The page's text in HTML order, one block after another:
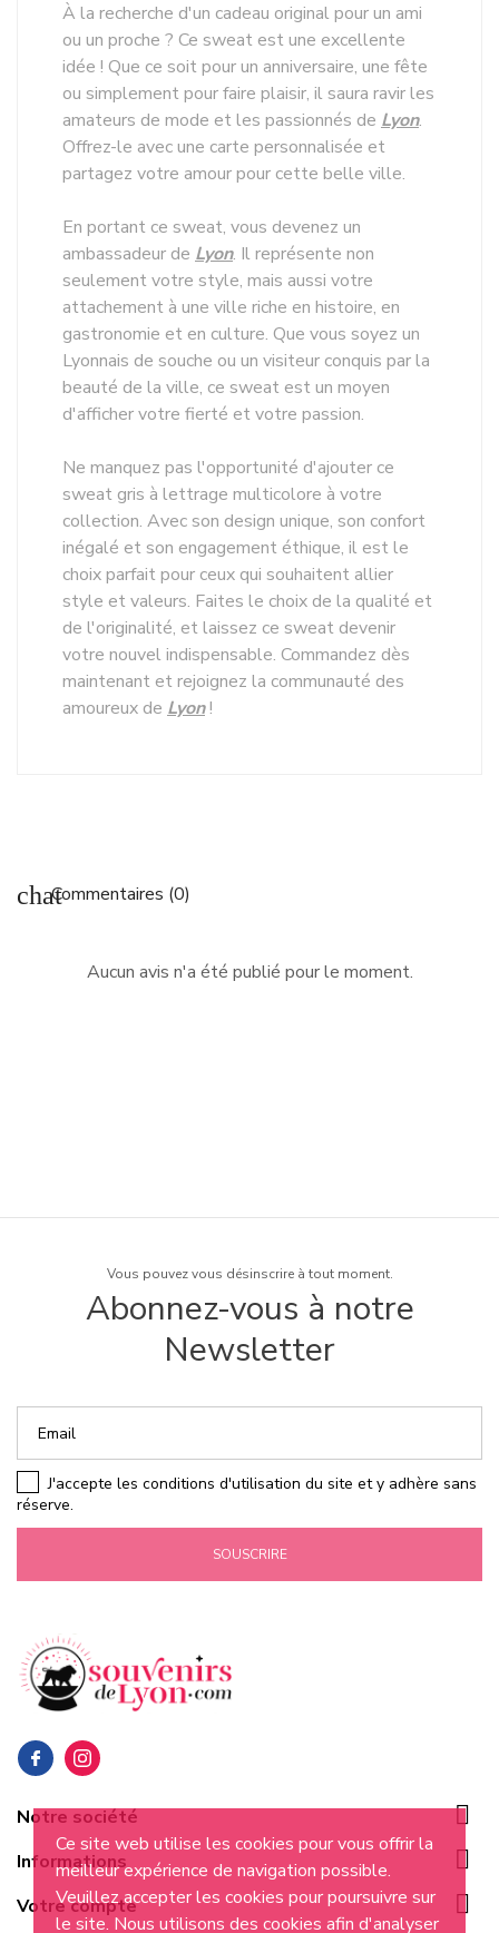
Ce site web utilise les cookies pour vous offrir la
meilleur expérience de navigation possible.
Veuillez accepter les cookies pour poursuivre sur
le site. Nous utilisons des cookies afin d'analyser
À la recherche d'un cadeau original pour un ami
ou un proche ? Ce sweat est une excellente
idée ! Que ce soit pour un anniversaire, une fête
ou simplement pour faire plaisir, il saura ravir les
amateurs de mode et les passionnés de Lyon.
Offrez-le avec une carte personnalisée et
partagez votre amour pour cette belle ville.
En portant ce sweat, vous devenez un
ambassadeur de Lyon. Il représente non
seulement votre style, mais aussi votre
attachement à une ville riche en histoire, en
gastronomie et en culture. Que vous soyez un
Lyonnais de souche ou un visiteur conquis par la
beauté de la ville, ce sweat est un moyen
d'afficher votre fierté et votre passion.
Ne manquez pas l'opportunité d'ajouter ce
sweat gris à lettrage multicolore à votre
collection. Avec son design unique, son confort
inégalé et son engagement éthique, il est le
choix parfait pour ceux qui souhaitent allier
style et valeurs. Faites le choix de la qualité et
de l'originalité, et laissez ce sweat devenir
votre nouvel indispensable. Commandez dès
maintenant et rejoignez la communauté des
amoureux de Lyon!
chatCommentaires (0)
Aucun avis n'a été publié pour le moment.
Vous pouvez vous désinscrire à tout moment.
Abonnez-vous à notre
Newsletter
SOUSCRIRE
J'accepte les conditions d'utilisation du site et y adhère sans
réserve.
Notre société 
Informations 
Votre compte 